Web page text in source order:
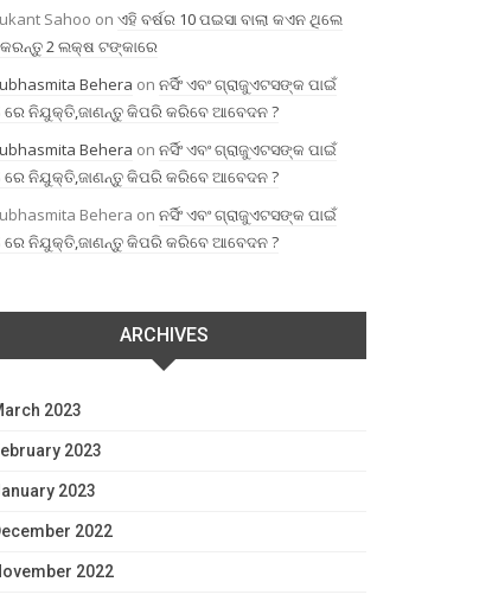
Sahoo on ଏହି ବର୍ଷର 10 ପଇସା ବାଲା କଏନ ଥିଲେ
2 ଲକ୍ଷ ଟଙ୍କାରେ
Behera on ନର୍ସିଂ ଏବଂ ଗ୍ରାଜୁଏଟସଙ୍କ ପାଇଁ
ରେ ନିଯୁକ୍ତି,ଜାଣନ୍ତୁ କିପରି କରିବେ ଆବେଦନ ?
Behera on ନର୍ସିଂ ଏବଂ ଗ୍ରାଜୁଏଟସଙ୍କ ପାଇଁ
ରେ ନିଯୁକ୍ତି,ଜାଣନ୍ତୁ କିପରି କରିବେ ଆବେଦନ ?
Behera on ନର୍ସିଂ ଏବଂ ଗ୍ରାଜୁଏଟସଙ୍କ ପାଇଁ
ରେ ନିଯୁକ୍ତି,ଜାଣନ୍ତୁ କିପରି କରିବେ ଆବେଦନ ?
ARCHIVES
2023
2023
2023
2022
2022